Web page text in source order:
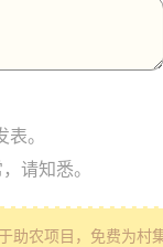
。
请知悉。
助农项目，免费为村